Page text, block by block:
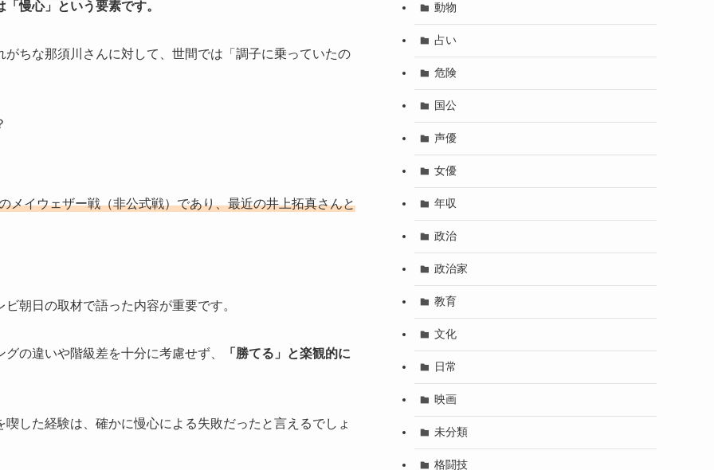
慢心」という要素です。
ちな那須川さんに対して、世間では「調子に乗っていたの
メイウェザー戦（非公式戦）であり、最近の井上拓真さんと
朝日の取材で語った内容が重要です。
の違いや階級差を十分に考慮せず、 「勝てる」と楽観的に
した経験は、確かに慢心による失敗だったと言えるでしょ
動物
占い
危険
国公
声優
女優
年収
政治
政治家
教育
文化
日常
映画
未分類
格闘技